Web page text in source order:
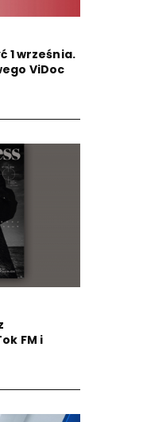
1 września.
ViDoc
FM i